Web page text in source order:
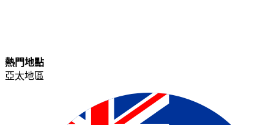
熱門地點​​
亞太地區​​